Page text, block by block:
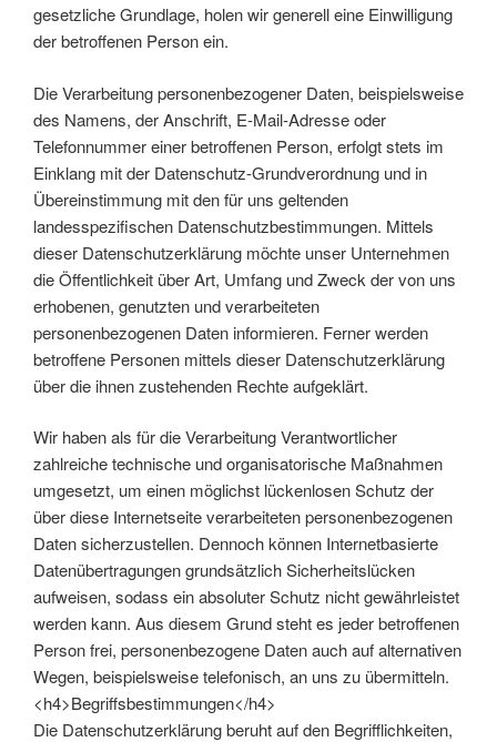
gesetzliche Grundlage, holen wir generell eine Einwilligung
der betroffenen Person ein.
Die Verarbeitung personenbezogener Daten, beispielsweise
des Namens, der Anschrift, E-Mail-Adresse oder
Telefonnummer einer betroffenen Person, erfolgt stets im
Einklang mit der Datenschutz-Grundverordnung und in
Übereinstimmung mit den für uns geltenden
landesspezifischen Datenschutzbestimmungen. Mittels
dieser Datenschutzerklärung möchte unser Unternehmen
die Öffentlichkeit über Art, Umfang und Zweck der von uns
erhobenen, genutzten und verarbeiteten
personenbezogenen Daten informieren. Ferner werden
betroffene Personen mittels dieser Datenschutzerklärung
über die ihnen zustehenden Rechte aufgeklärt.
Wir haben als für die Verarbeitung Verantwortlicher
zahlreiche technische und organisatorische Maßnahmen
umgesetzt, um einen möglichst lückenlosen Schutz der
über diese Internetseite verarbeiteten personenbezogenen
Daten sicherzustellen. Dennoch können Internetbasierte
Datenübertragungen grundsätzlich Sicherheitslücken
aufweisen, sodass ein absoluter Schutz nicht gewährleistet
werden kann. Aus diesem Grund steht es jeder betroffenen
Person frei, personenbezogene Daten auch auf alternativen
Wegen, beispielsweise telefonisch, an uns zu übermitteln.
<h4>Begriffsbestimmungen</h4>
Die Datenschutzerklärung beruht auf den Begrifflichkeiten,